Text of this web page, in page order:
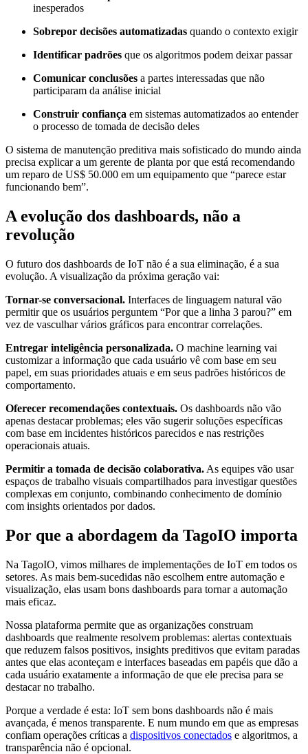
inesperados
Sobrepor decisões automatizadas quando o contexto exigir
Identificar padrões que os algoritmos podem deixar passar
Comunicar conclusões a partes interessadas que não
participaram da análise inicial
Construir confiança em sistemas automatizados ao entender
o processo de tomada de decisão deles
O sistema de manutenção preditiva mais sofisticado do mundo ainda
precisa explicar a um gerente de planta por que está recomendando
um reparo de US$ 50.000 em um equipamento que “parece estar
funcionando bem”.
A evolução dos dashboards, não a
revolução
O futuro dos dashboards de IoT não é a sua eliminação, é a sua
evolução. A visualização da próxima geração vai:
Tornar-se conversacional. Interfaces de linguagem natural vão
permitir que os usuários perguntem “Por que a linha 3 parou?” em
vez de vasculhar vários gráficos para encontrar correlações.
Entregar inteligência personalizada. O machine learning vai
customizar a informação que cada usuário vê com base em seu
papel, em suas prioridades atuais e em seus padrões históricos de
comportamento.
Oferecer recomendações contextuais. Os dashboards não vão
apenas destacar problemas; eles vão sugerir soluções específicas
com base em incidentes históricos parecidos e nas restrições
operacionais atuais.
Permitir a tomada de decisão colaborativa. As equipes vão usar
espaços de trabalho visuais compartilhados para investigar questões
complexas em conjunto, combinando conhecimento de domínio
com insights orientados por dados.
Por que a abordagem da TagoIO importa
Na TagoIO, vimos milhares de implementações de IoT em todos os
setores. As mais bem-sucedidas não escolhem entre automação e
visualização, elas usam bons dashboards para tornar a automação
mais eficaz.
Nossa plataforma permite que as organizações construam
dashboards que realmente resolvem problemas: alertas contextuais
que reduzem falsos positivos, insights preditivos que evitam paradas
antes que elas aconteçam e interfaces baseadas em papéis que dão a
cada usuário exatamente a informação de que ele precisa para se
destacar no trabalho.
Porque a verdade é esta: IoT sem bons dashboards não é mais
avançada, é menos transparente. E num mundo em que as empresas
confiam operações críticas a dispositivos conectados e algoritmos, a
transparência não é opcional.